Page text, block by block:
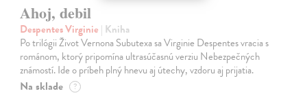
Ahoj, debil
Despentes Virginie | Kniha
Po trilógii Život Vernona Subutexa sa Virginie Despentes vracia s
románom, ktorý pripomína ultrasúčasnú verziu Nebezpečných
známostí. Ide o príbeh plný hnevu aj útechy, vzdoru aj prijatia.
Na sklade ?